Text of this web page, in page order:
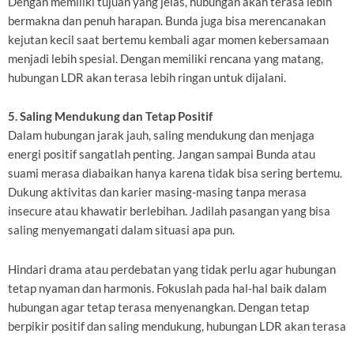
bermakna dan penuh harapan. Bunda juga bisa merencanakan
kejutan kecil saat bertemu kembali agar momen kebersamaan
menjadi lebih spesial. Dengan memiliki rencana yang matang,
hubungan LDR akan terasa lebih ringan untuk dijalani.
5. Saling Mendukung dan Tetap Positif
Dalam hubungan jarak jauh, saling mendukung dan menjaga
energi positif sangatlah penting. Jangan sampai Bunda atau
suami merasa diabaikan hanya karena tidak bisa sering bertemu.
Dukung aktivitas dan karier masing-masing tanpa merasa
insecure atau khawatir berlebihan. Jadilah pasangan yang bisa
saling menyemangati dalam situasi apa pun.
Hindari drama atau perdebatan yang tidak perlu agar hubungan
tetap nyaman dan harmonis. Fokuslah pada hal-hal baik dalam
hubungan agar tetap terasa menyenangkan. Dengan tetap
berpikir positif dan saling mendukung, hubungan LDR akan terasa